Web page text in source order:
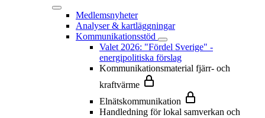
Medlemsnyheter
Analyser & kartläggningar
Kommunikationsstöd
Valet 2026: "Fördel Sverige" -
energipolitiska förslag
Kommunikationsmaterial fjärr- och
kraftvärme
Elnätskommunikation
Handledning för lokal samverkan och